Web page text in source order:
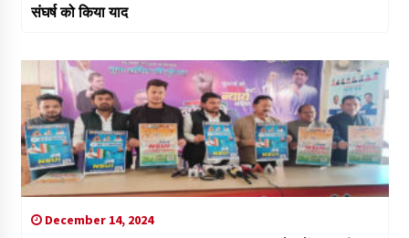
संघर्ष को किया याद
December 14, 2024